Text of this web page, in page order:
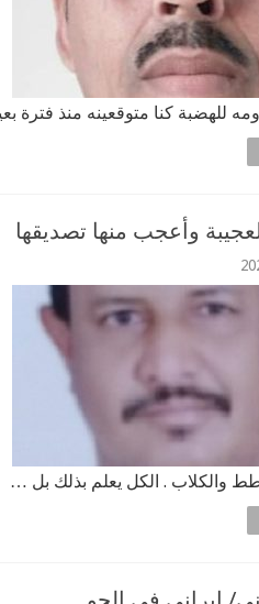
للهضبة كنا متوقعينه منذ فترة
وأعجب منها تصديقها
والكلاب . الكل يعلم بذلك بل …